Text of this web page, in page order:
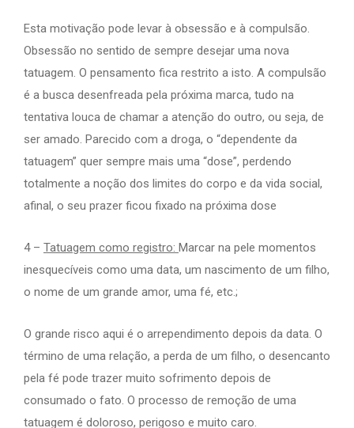
Esta motivação pode levar à obsessão e à compulsão.
Obsessão no sentido de sempre desejar uma nova
tatuagem. O pensamento fica restrito a isto. A compulsão
é a busca desenfreada pela próxima marca, tudo na
tentativa louca de chamar a atenção do outro, ou seja, de
ser amado. Parecido com a droga, o “dependente da
tatuagem” quer sempre mais uma “dose”, perdendo
totalmente a noção dos limites do corpo e da vida social,
afinal, o seu prazer ficou fixado na próxima dose
4 – Tatuagem como registro: Marcar na pele momentos
inesquecíveis como uma data, um nascimento de um filho,
o nome de um grande amor, uma fé, etc.;
O grande risco aqui é o arrependimento depois da data. O
término de uma relação, a perda de um filho, o desencanto
pela fé pode trazer muito sofrimento depois de
consumado o fato. O processo de remoção de uma
tatuagem é doloroso, perigoso e muito caro.